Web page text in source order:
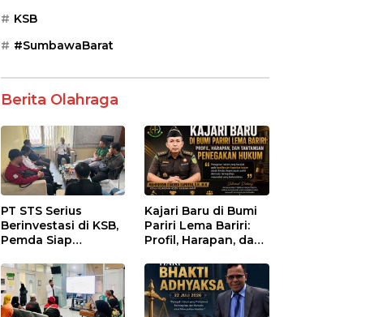
KSB
#SumbawaBarat
Berita Olahraga
PT STS Serius
Berinvestasi di KSB,
Pemda Siap
dan Pastikan
Kepatuhan Regulasi
Kajari Baru di Bumi
Pariri Lema Bariri:
Profil, Harapan, dan
Penegakan Hukum